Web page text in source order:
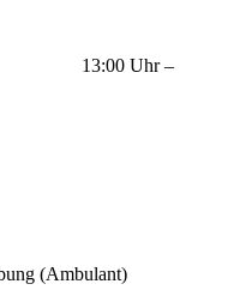
Uhr 13:00 Uhr –
(Ambulant)